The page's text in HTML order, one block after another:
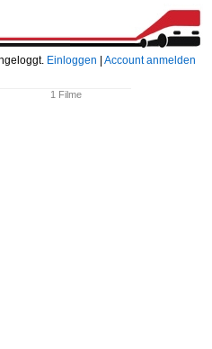
Einloggen Account anmelden
1 Filme